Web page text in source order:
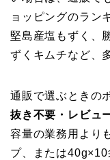
ョッピングのラン
堅島産塩もずく、
ずくキムチなど、
通販で選ぶときの
抜き不要・レビュ
容量の業務用より
プ、または